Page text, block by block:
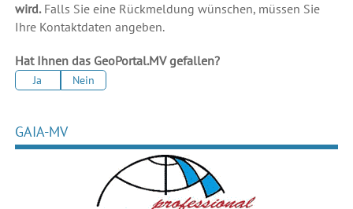
wird.Falls Sie eine Rückmeldung wünschen, müssen Sie
Ihre Kontaktdaten angeben.
Hat Ihnen das GeoPortal.MV gefallen?
Ja Nein
GAIA-MV